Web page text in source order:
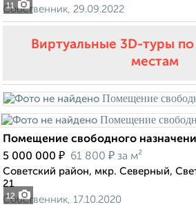
11
Собственник, 29.09.2022
Виртуальные 3D-туры
местам
12
Помещение свободного
5 000 000 ₽ 61 800 ₽ за м²
Советский район, мкр. Северный,
21
Собственник, 17.10.2020